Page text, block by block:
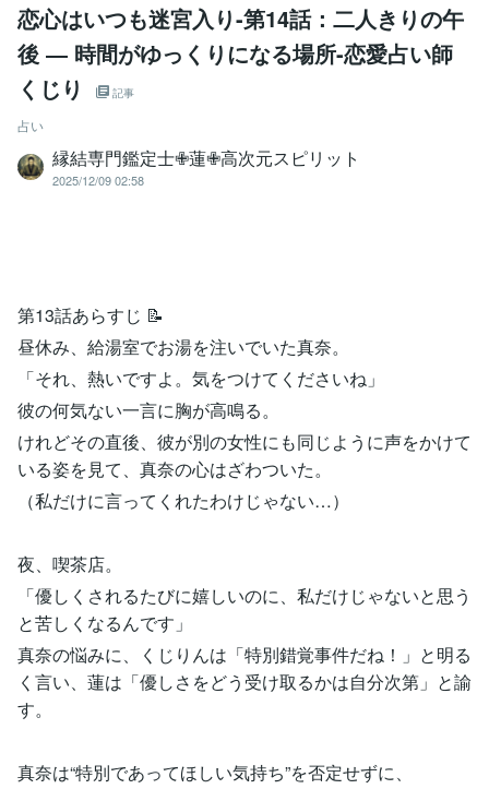
恋心はいつも迷宮入り-第14話：二人きりの午
後 ― 時間がゆっくりになる場所-恋愛占い師
くじり
記事
占い
縁結専門鑑定士✙蓮✙高次元スピリット
2025/12/09 02:58
第13話あらすじ 📝
昼休み、給湯室でお湯を注いでいた真奈。
「それ、熱いですよ。気をつけてくださいね」
彼の何気ない一言に胸が高鳴る。
けれどその直後、彼が別の女性にも同じように声をかけて
いる姿を見て、真奈の心はざわついた。
（私だけに言ってくれたわけじゃない…）
夜、喫茶店。
「優しくされるたびに嬉しいのに、私だけじゃないと思う
と苦しくなるんです」
真奈の悩みに、くじりんは「特別錯覚事件だね！」と明る
く言い、蓮は「優しさをどう受け取るかは自分次第」と諭
す。
真奈は“特別であってほしい気持ち”を否定せずに、